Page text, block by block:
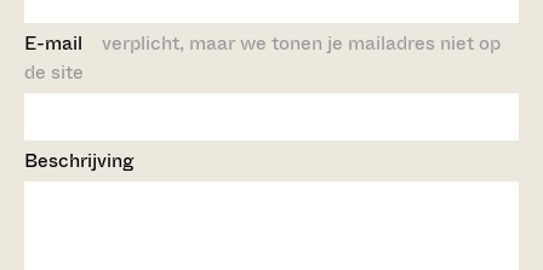
E-mail verplicht, maar we tonen je mailadres niet op
de site
Beschrijving